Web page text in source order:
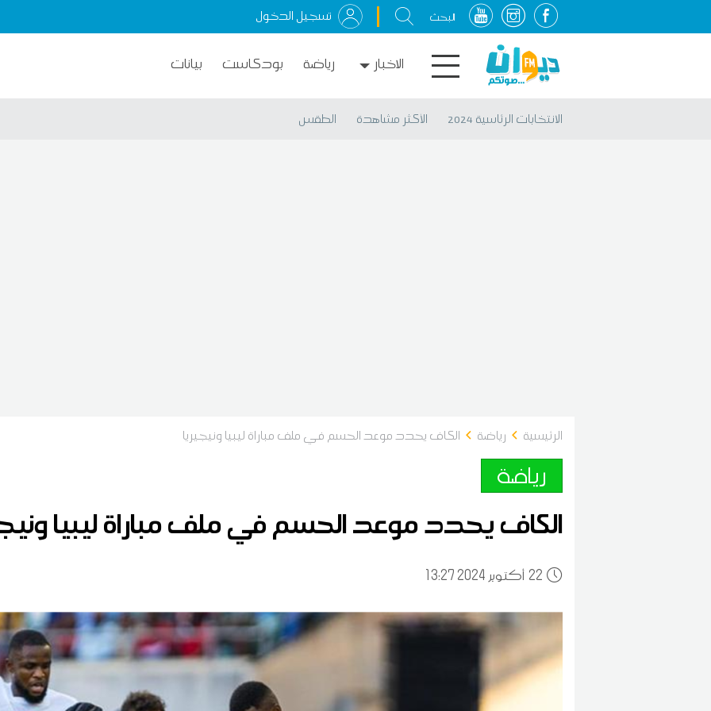
تسجيل الدخول
الاخبار رياضة بودكاست بيانات
الانتخابات الرئاسية 2024 الأكثر مشاهدة الطقس
الرئيسية رياضة الكاف يحدد موعد الحسم في ملف مباراة ليبيا ونيجيريا
رياضة
الكاف يحدد موعد الحسم في ملف مباراة ليبيا
22 13:27 2024 أكتوبر